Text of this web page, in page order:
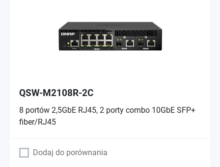
QSW-M2108R-2C
8 portów 2,5GbE RJ45, 2 porty combo 10GbE SFP+
fiber/RJ45
Dodaj do porównania